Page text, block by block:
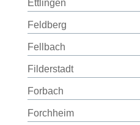
Ettlingen
Feldberg
Fellbach
Filderstadt
Forbach
Forchheim